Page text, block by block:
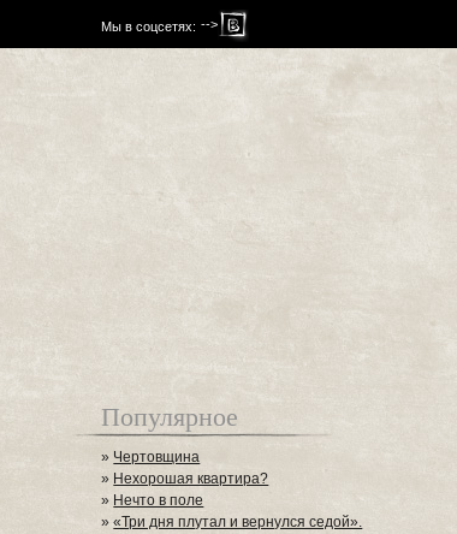
Мы в соцсетях: -->
Популярное
» Чертовщина
» Нехорошая квартира?
» Нечто в поле
»«Три дня плутал и вернулся седой».